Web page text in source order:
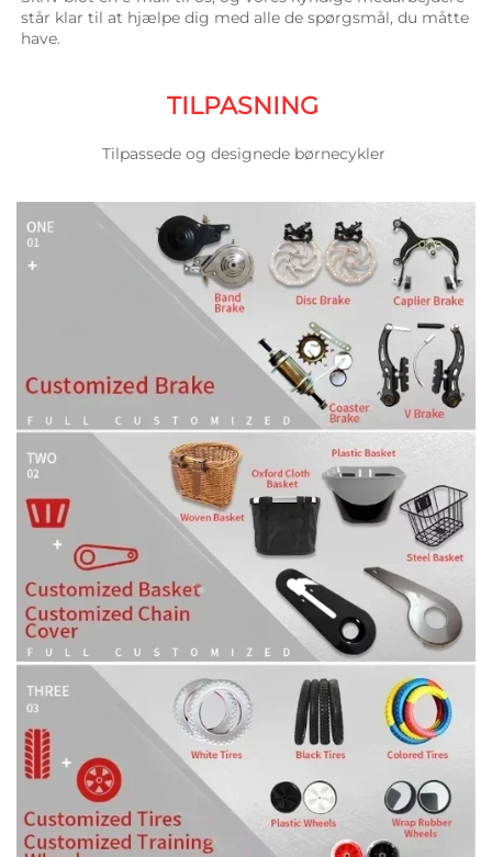
står klar til at hjælpe dig med alle de spørgsmål, du måtte
have.
TILPASNING
Tilpassede og designede børnecykler